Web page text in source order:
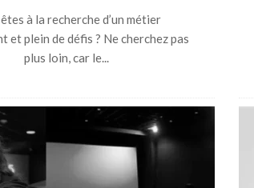
à la recherche d’un métier
et plein de défis ? Ne cherchez pas
plus loin, car le...